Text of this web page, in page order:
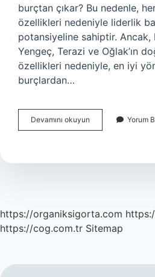
burçtan çıkar? Bu nedenle,
özellikleri nedeniyle liderlik
potansiyeline sahiptir. Ancak,
Yengeç, Terazi ve Oğlak’ın
özellikleri nedeniyle, en iyi
burçlardan…
Devamını okuyun
Özelliği
Var
Yorum
https://organiksigorta.com
https://cog.com.tr Sitemap